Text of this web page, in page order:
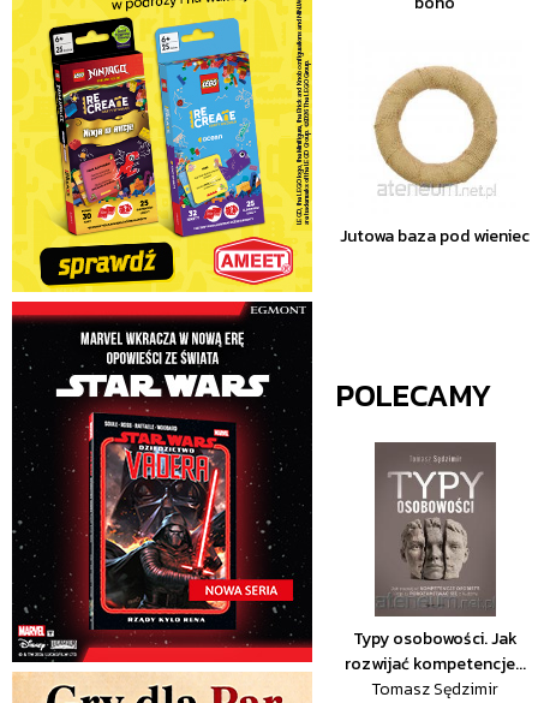
Jutowa baza pod wieniec
POLECAMY
Typy osobowości. Jak
rozwijać kompetencje...
Tomasz Sędzimir